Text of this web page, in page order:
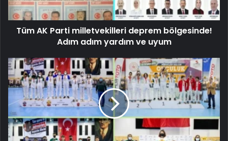
Tüm AK Parti milletvekilleri deprem bölgesinde!
Adım adım yardım ve uyum